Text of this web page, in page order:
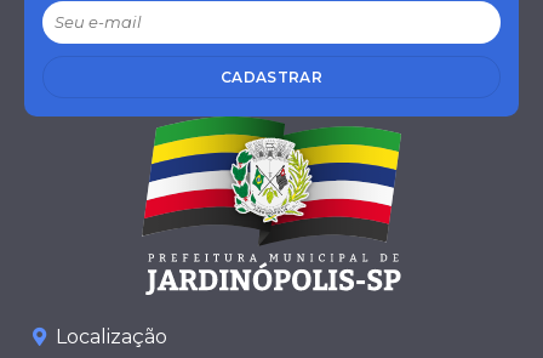
CADASTRAR
Localização